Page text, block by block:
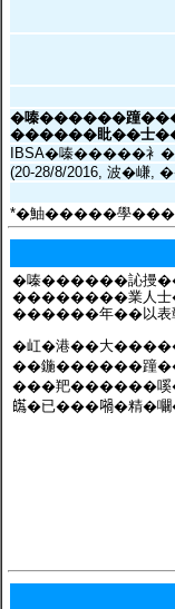
�嗪������蹱���
������䀝��士
IBSA�嗪�����
(20-28/8/2016, 波�嵰
*�鮋�����學
�嗪������訫摱
��������業人
������年��以
�屸�港��大
��鍦������蹱��
���羓������
𤾸�已���𡁜�精�